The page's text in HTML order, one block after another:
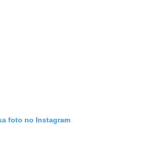
foto no Instagram